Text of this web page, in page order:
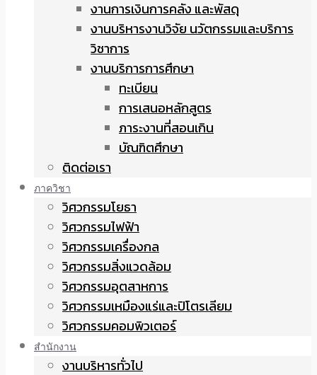
งานการเงินการคลัง และพัสดุ
งานบริหารงานวิจัย นวัตกรรมและบริการ
วิชาการ
งานบริการการศึกษา
ทะเบียน
การเสนอหลักสูตร
ภาระงานที่สอนเกิน
บัณฑิตศึกษา
ติดต่อเรา
ภาควิชา
วิศวกรรมโยธา
วิศวกรรมไฟฟ้า
วิศวกรรมเครื่องกล
วิศวกรรมสิ่งแวดล้อม
วิศวกรรมอุตสาหการ
วิศวกรรมเหมืองแร่และปิโตรเลียม
วิศวกรรมคอมพิวเตอร์
สำนักงาน
งานบริหารทั่วไป